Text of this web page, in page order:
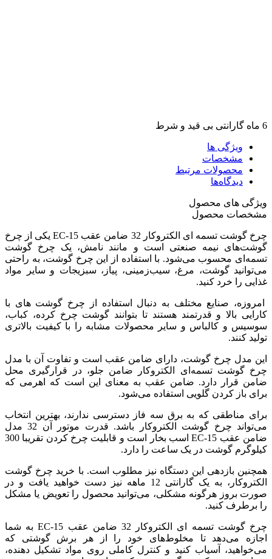
6 ماه گارانتی بی قید و شرط
ویژگی ها
مشخصات
محصولات مرتبط
دیدگاه‌ها
ویژگی های محصول
مشخصات محصول
چرخ گوشت تسمه ای الکتروکار 32 ضامن عقب EC-15 یکی از چرخ
گوشت‌های نیمه صنعتی است و مانند نامش، یک چرخ گوشت
تسمه‌ای محسوب می‌شود. با استفاده از این چرخ گوشت، به راحتی
می‌توانید گوشت، مرغ، سیب‌زمینی، پیاز، سبزیجات و سایر مواد
غذایی را خرد کنید.
امروزه، صنایع مختلف به دنبال استفاده از چرخ گوشت های با
کارایی بالا و قدرتمند هستند تا بتوانند گوشت چرخ کرده، کباب،
سوسیس و کالباس و سایر محصولات مشابه را با کیفیت بالاتری
تولید کنند.
این مدل چرخ گوشت، دارای ضامن عقب است و تفاوت آن با مدل
چرخ گوشت تسمه‌ای الکتروکار ضامن جلو، در قرارگیری محل
ضامن قرار دارد. ضامن عقب به معنای این است که اهرمی که
برای باز کردن گلویی استفاده می‌شود.
برای مناطقی که به برق سه فاز دسترسی ندارند، بهترین انتخاب
می‌تواند چرخ گوشت الکتروکار باشد. قدرت موتور آن 32 مدل
ضامن عقب EC-15 اسب بخار است و قابلیت چرخ کردن تقریبا 300
کیلوگرم گوشت در یک ساعت را دارد.
همچنین بازدهی این دستگاه نیز مطلوب است. با خرید چرخ گوشت
الکتروکار، به یک گارانتی 12 ماهه نیز دست خواهید یافت و در
صورت بروز هرگونه مشکلی، می‌توانید محصول را تعویض یا مشکل
را برطرف کنید.
چرخ گوشت تسمه ای الکتروکار 32 ضامن عقب EC-15 به شما
اجازه می‌دهد تا مخلوط‌های خود را از هر برش گوشتی که
می‌خواهید، آسیاب کنید و کنترل کاملی روی مواد تشکیل دهنده،